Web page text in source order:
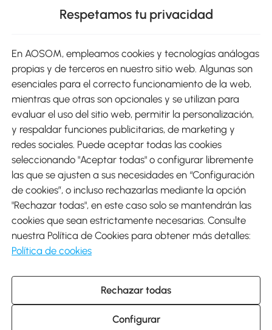
Métodos de Pago
Envíos
Descargar Aosom App
Google Play
931 29 45 12 (L-V de 8:30 a 17:30h)
atencioncliente@aosom.es
C/ Roc Gros, nº 15. 08550 Els Hostalets de Balenyà (Barcelona),
Respetamos tu privacidad
En AOSOM, empleamos cookies y tecnologías análogas
propias y de terceros en nuestro sitio web. Algunas son
esenciales para el correcto funcionamiento de la web,
mientras que otras son opcionales y se utilizan para
evaluar el uso del sitio web, permitir la personalización,
y respaldar funciones publicitarias, de marketing y
redes sociales. Puede aceptar todas las cookies
seleccionando "Aceptar todas" o configurar libremente
las que se ajusten a sus necesidades en “Configuración
de cookies”, o incluso rechazarlas mediante la opción
"Rechazar todas", en este caso solo se mantendrán las
cookies que sean estrictamente necesarias. Consulte
nuestra Política de Cookies para obtener más detalles:
Política de cookies
Rechazar todas
Configurar